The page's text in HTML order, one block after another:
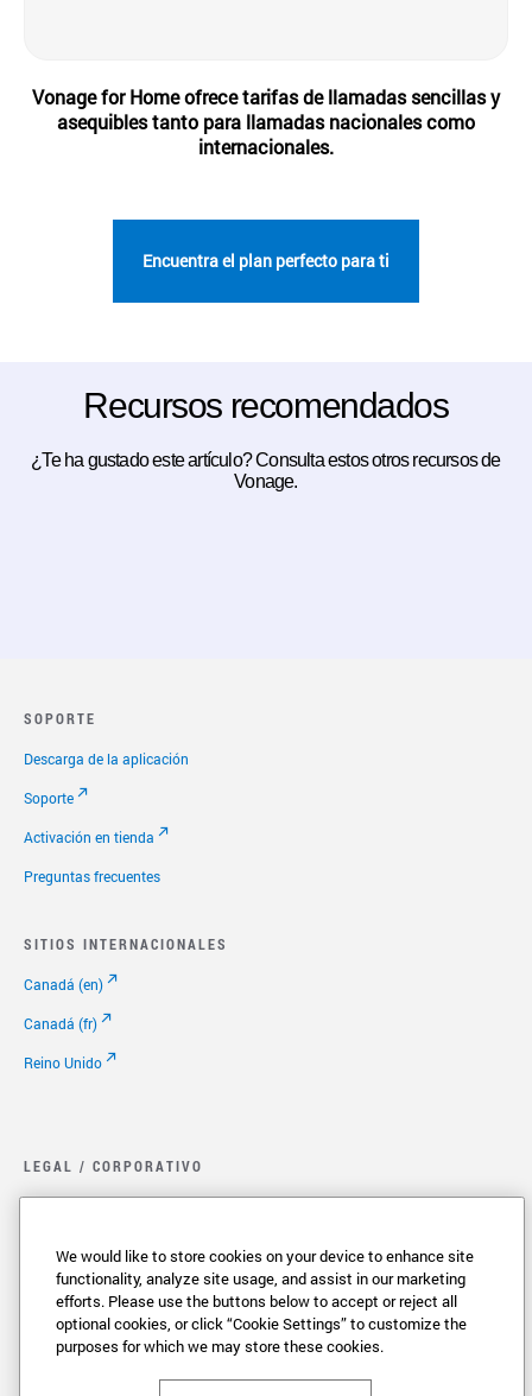
Vonage for Home ofrece tarifas de llamadas sencillas y
asequibles tanto para llamadas nacionales como
internacionales.
Encuentra el plan perfecto para ti
Recursos recomendados
¿Te ha gustado este artículo? Consulta estos otros recursos de
Vonage.
SOPORTE
Descarga de la aplicación
Soporte
Activación en tienda
Preguntas frecuentes
SITIOS INTERNACIONALES
Canadá (en)
Canadá (fr)
Reino Unido
LEGAL / CORPORATIVO
Cookie Settings
Sus Opciones de Privacidad
We would like to store cookies on your device to enhance site
functionality, analyze site usage, and assist in our marketing
efforts. Please use the buttons below to accept or reject all
optional cookies, or click “Cookie Settings” to customize the
purposes for which we may store these cookies.